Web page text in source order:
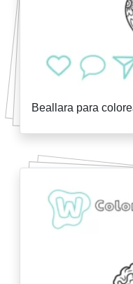
Beallara para